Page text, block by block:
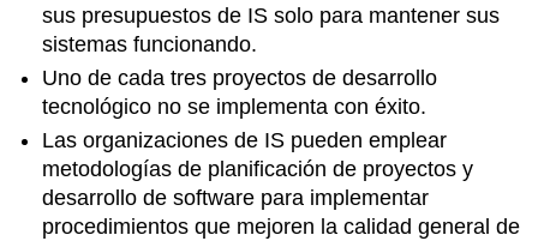
sus presupuestos de IS solo para mantener sus
sistemas funcionando.
Uno de cada tres proyectos de desarrollo
tecnológico no se implementa con éxito.
Las organizaciones de IS pueden emplear
metodologías de planificación de proyectos y
desarrollo de software para implementar
procedimientos que mejoren la calidad general de